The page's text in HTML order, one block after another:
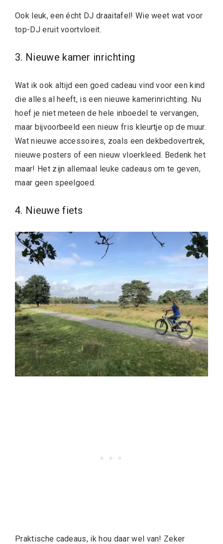
Ook leuk, een écht DJ draaitafel! Wie weet wat voor
top-DJ eruit voortvloeit.
3. Nieuwe kamer inrichting
Wat ik ook altijd een goed cadeau vind voor een kind
die alles al heeft, is een nieuwe kamerinrichting. Nu
hoef je niet meteen de hele inboedel te vervangen,
maar bijvoorbeeld een nieuw fris kleurtje op de muur.
Wat nieuwe accessoires, zoals een dekbedovertrek,
nieuwe posters of een nieuw vloerkleed. Bedenk het
maar! Het zijn allemaal leuke cadeaus om te geven,
maar geen speelgoed.
4. Nieuwe fiets
Praktische cadeaus, ik hou daar wel van! Zeker